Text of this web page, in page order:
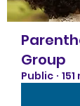
Group
Public ·